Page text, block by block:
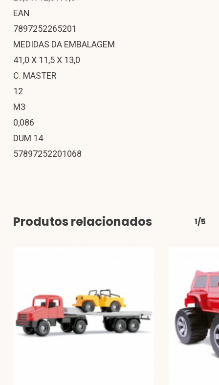
EAN
7897252265201
MEDIDAS DA EMBALAGEM
41,0 X 11,5 X 13,0
C. MASTER
12
M3
0,086
DUM 14
57897252201068
Produtos relacionados 1/5